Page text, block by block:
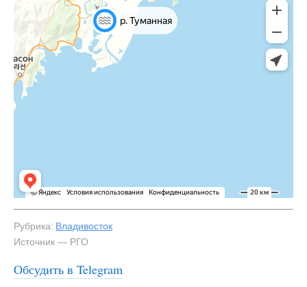
Рубрика: Владивосток
Источник — РГО
Обсудить в Telegram